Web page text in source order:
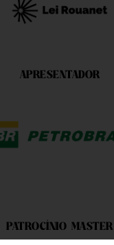
APRESENTADOR
PATROCÍNIO MASTER